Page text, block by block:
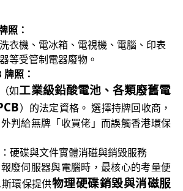
照：
衣機、電冰箱、電視機、電腦、印表
等受管制電器廢物。
照：
如工業級鉛酸電池、各類廢舊電
）的法定資格。 選擇持牌回收商，
判給無牌「收買佬」而誤觸香港環保
硬碟與文件實體消磁與銷毀服務
廢伺服器與電腦時，最核心的考量便
環保提供物理硬碟銷毀與消磁服